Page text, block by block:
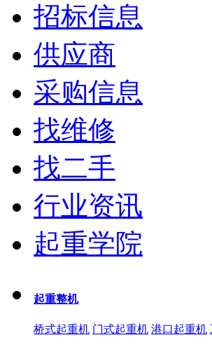
招标信息
供应商
采购信息
找维修
找二手
行业资讯
起重学院
起重整机
桥式起重机 门式起重机 港口起重机